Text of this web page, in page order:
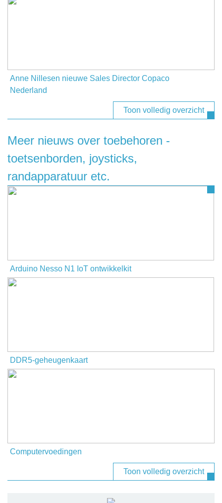
Anne Nillesen nieuwe Sales Director Copaco
Nederland
Toon volledig overzicht
Meer nieuws over toebehoren -
toetsenborden, joysticks,
randapparatuur etc.
Arduino Nesso N1 IoT ontwikkelkit
DDR5-geheugenkaart
Computervoedingen
Toon volledig overzicht